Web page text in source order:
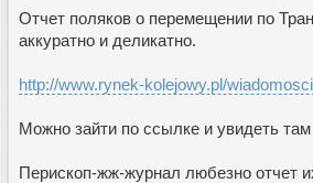
Отчет поляков о перемещении по
аккуратно и деликатно.
http://www.rynek-kolejowy.pl/
Можно зайти по ссылке и увидеть
Перископ-жж-журнал любезно отчет